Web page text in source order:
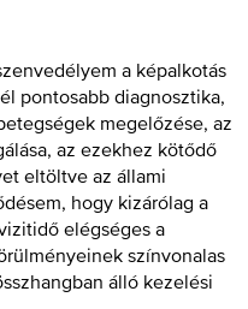
a képalkotás
pontosabb diagnosztika,
megelőzése, az
az ezekhez kötődő
eltöltve az állami
hogy kizárólag a
elégséges a
színvonalas
álló kezelési